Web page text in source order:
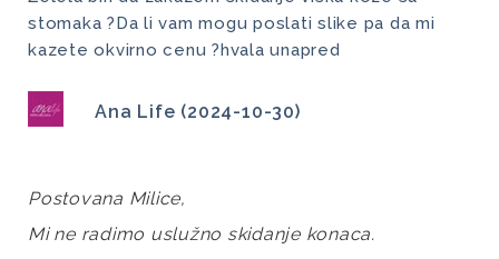
stomaka ?Da li vam mogu poslati slike pa da mi
kazete okvirno cenu ?hvala unapred
Ana Life (2024-10-30)
Postovana Milice,
Mi ne radimo uslužno skidanje konaca.